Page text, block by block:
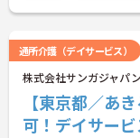
通所介護（デイサービス）
株式会社サンガジャパ
【東京都／あ
可！デイサー